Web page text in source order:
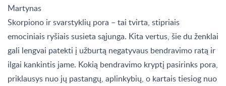
Martynas
Skorpiono ir svarstyklių pora – tai tvirta, stipriais
emociniais ryšiais susieta sąjunga. Kita vertus, šie du ženklai
gali lengvai patekti į užburtą negatyvaus bendravimo ratą ir
ilgai kankintis jame. Kokią bendravimo kryptį pasirinks pora,
priklausys nuo jų pastangų, aplinkybių, o kartais tiesiog nuo